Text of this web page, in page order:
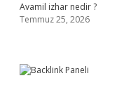
Avamil izhar nedir ?
Temmuz 25, 2026